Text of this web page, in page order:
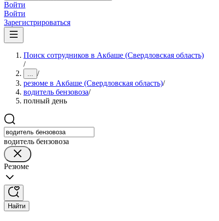
Войти
Войти
Зарегистрироваться
Поиск сотрудников в Акбаше (Свердловская область)
/
... /
резюме в Акбаше (Свердловская область)/
водитель бензовоза/
полный день
водитель бензовоза
Резюме
Найти